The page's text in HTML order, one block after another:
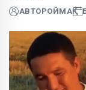
АВТОРОЙМАҚ